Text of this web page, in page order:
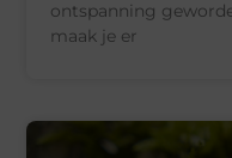
ontspanning
maak je er